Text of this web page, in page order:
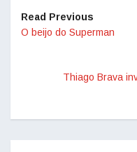
Read Previous
O beijo do Superman
Thiago Brava